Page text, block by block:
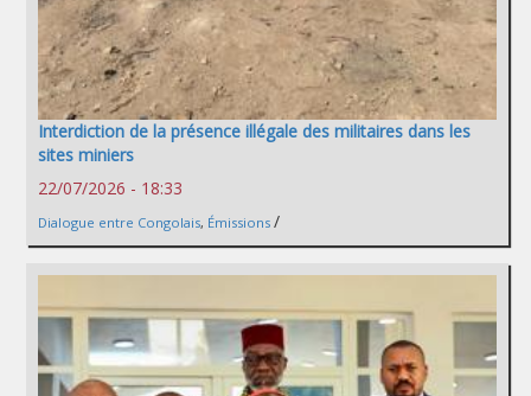
Interdiction de la présence illégale des militaires dans les
sites miniers
22/07/2026 - 18:33
Dialogue entre Congolais, Émissions /